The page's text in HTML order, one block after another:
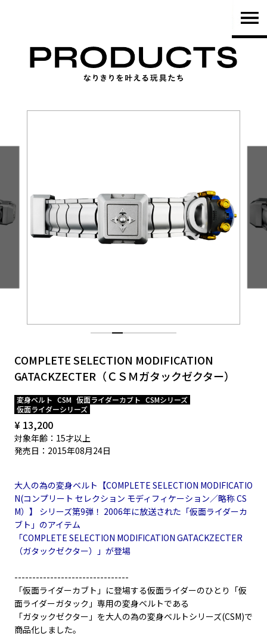
TOP
PRODUCTS
BRAND
SHOP
COMPLETE SELECTION MODIFICATION
GATACKZECTER（ＣＳＭガタックゼクター）
変身ベルト CSM 仮面ライダーカブト CSMシリーズ
仮面ライダーシリーズ
¥ 13,200
対象年齢：15才以上
発売日：2015年08月24日
大人の為の変身ベルト【COMPLETE SELECTION MODIFICATIO
N(コンプリート セレクション モディフィケーション／略称 CS
M）】 シリーズ第9弾！ 2006年に放送された「仮面ライダーカ
ブト」のアイテム
「COMPLETE SELECTION MODIFICATION GATACKZECTER
（ガタックゼクター）」が登場
--------------------------------
「仮面ライダーカブト」に登場する仮面ライダーのひとり「仮
面ライダーガタック」専用の変身ベルトである
「ガタックゼクター」を大人の為の変身ベルトシリーズ(CSM)で
商品化しました。